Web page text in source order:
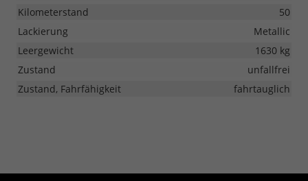
Kilometerstand
50
Lackierung
Metallic
Leergewicht
1630 kg
Zustand
unfallfrei
Zustand, Fahrfähigkeit
fahrtauglich